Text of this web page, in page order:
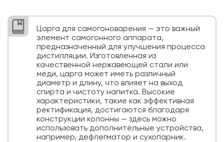
Царга для самогоноварения — это важный
элемент самогонного аппарата,
предназначенный для улучшения процесса
дистилляции. Изготовленная из
качественной нержавеющей стали или
меди, царга может иметь различный
диаметр и длину, что влияет на выход
спирта и чистоту напитка. Высокие
характеристики, такие как эффективная
ректификация, достигаются благодаря
конструкции колонны — здесь можно
использовать дополнительные устройства,
например, дефлегматор и сухопарник.